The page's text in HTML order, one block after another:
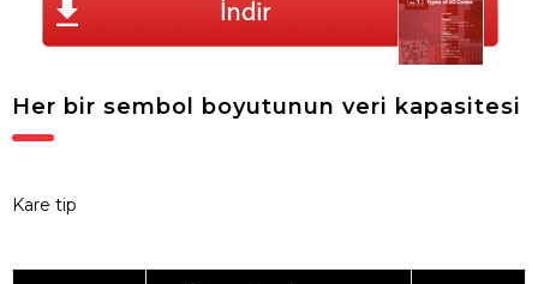
Her bir sembol boyutunun veri kapasitesi
Kare tip